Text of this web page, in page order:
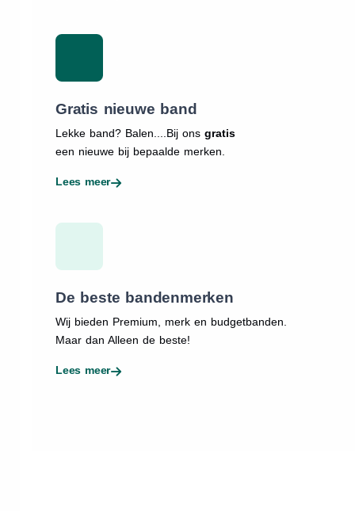
Gratis nieuwe band
Lekke band? Balen....Bij ons gratis
een nieuwe bij bepaalde merken.
Lees meer
De beste bandenmerken
Wij bieden Premium, merk en budgetbanden.
Maar dan Alleen de beste!
Lees meer